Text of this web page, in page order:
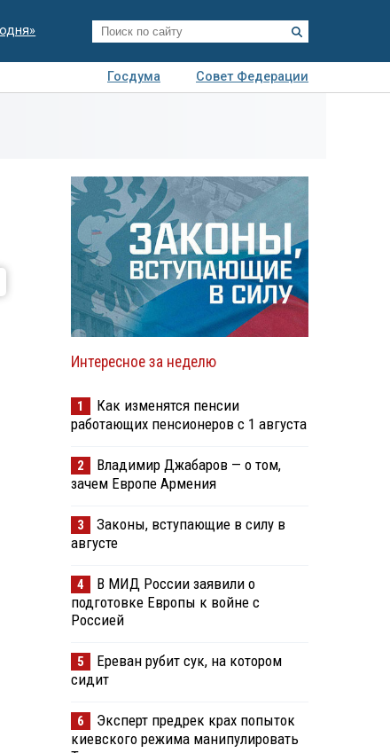
Госдума
Совет Федерации
Интересное за неделю
1
Как изменятся пенсии
работающих пенсионеров с 1 августа
2
Владимир Джабаров — о том,
зачем Европе Армения
3
Законы, вступающие в силу в
августе
4
В МИД России заявили о
подготовке Европы к войне с
Россией
5
Ереван рубит сук, на котором
сидит
6
Эксперт предрек крах попыток
киевского режима манипулировать